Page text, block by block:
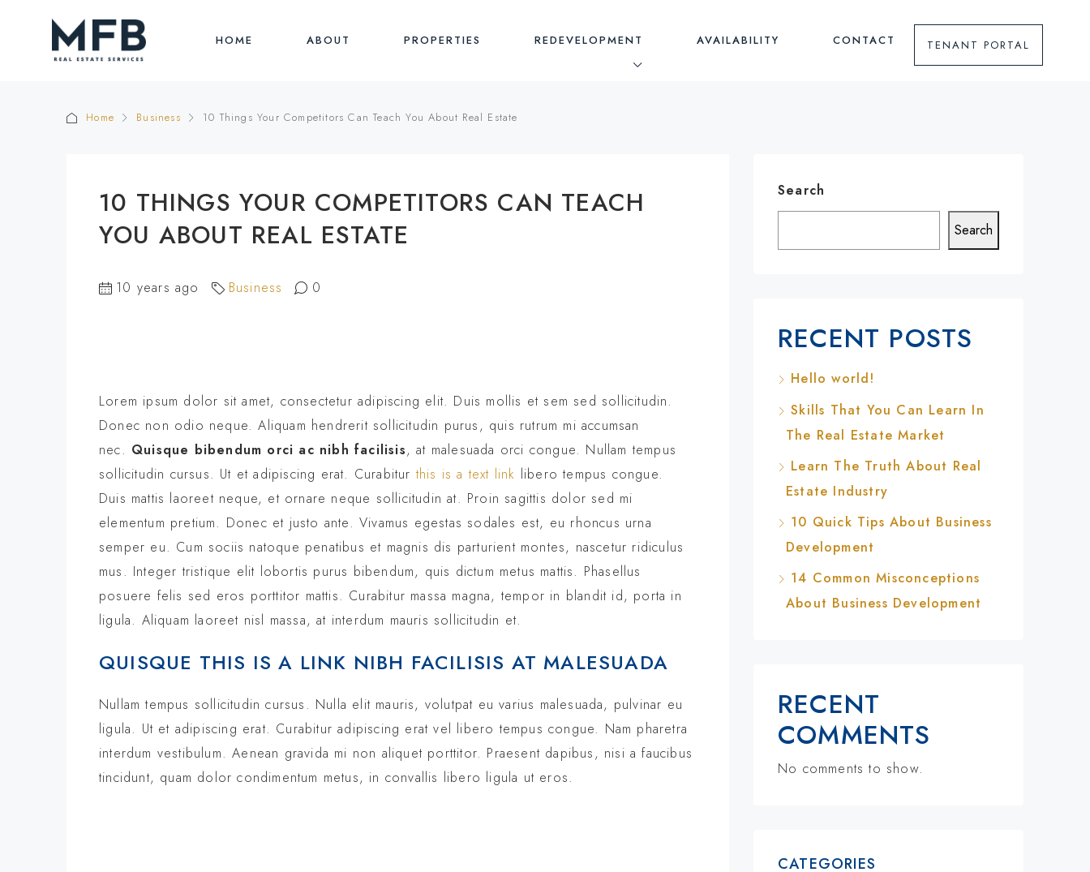
HOME ABOUT PROPERTIES REDEVELOPMENT AVAILABILITY CONTACT TENANT PORTAL
Home Business 10 Things Your Competitors Can Teach You About Real Estate
10 THINGS YOUR COMPETITORS CAN TEACH
YOU ABOUT REAL ESTATE
10 years ago Business 0
Lorem ipsum dolor sit amet, consectetur adipiscing elit. Duis mollis et sem sed sollicitudin.
Donec non odio neque. Aliquam hendrerit sollicitudin purus, quis rutrum mi accumsan
nec. Quisque bibendum orci ac nibh facilisis, at malesuada orci congue. Nullam tempus
sollicitudin cursus. Ut et adipiscing erat. Curabitur this is a text link libero tempus congue.
Duis mattis laoreet neque, et ornare neque sollicitudin at. Proin sagittis dolor sed mi
elementum pretium. Donec et justo ante. Vivamus egestas sodales est, eu rhoncus urna
semper eu. Cum sociis natoque penatibus et magnis dis parturient montes, nascetur ridiculus
mus. Integer tristique elit lobortis purus bibendum, quis dictum metus mattis. Phasellus
posuere felis sed eros porttitor mattis. Curabitur massa magna, tempor in blandit id, porta in
ligula. Aliquam laoreet nisl massa, at interdum mauris sollicitudin et.
QUISQUE THIS IS A LINK NIBH FACILISIS AT MALESUADA
Nullam tempus sollicitudin cursus. Nulla elit mauris, volutpat eu varius malesuada, pulvinar eu
ligula. Ut et adipiscing erat. Curabitur adipiscing erat vel libero tempus congue. Nam pharetra
interdum vestibulum. Aenean gravida mi non aliquet porttitor. Praesent dapibus, nisi a faucibus
tincidunt, quam dolor condimentum metus, in convallis libero ligula ut eros.
Search
Search
RECENT POSTS
Hello world!
Skills That You Can Learn In
The Real Estate Market
Learn The Truth About Real
Estate Industry
10 Quick Tips About Business
Development
14 Common Misconceptions
About Business Development
RECENT
COMMENTS
No comments to show.
CATEGORIES